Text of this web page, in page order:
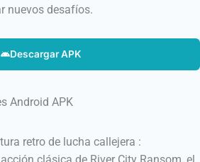
nuevos desafíos.
Descargar APK
retro de lucha callejera :